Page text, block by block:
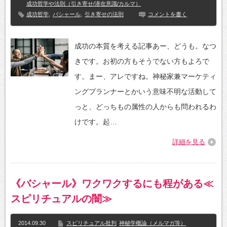
成功哲学や法則（引き寄せ/潜在意識/カルマ）
成功哲学
バシャール 引き寄せの法則 コメントを書く
成功の本質を考える記事あー、どうも。なつ
きです。お初の方もそうでない方もよろで
す。まー、アレですね。神秘家兼マーケティ
ングプランナーとかいう意味不明な活動して
っと、どっちもの属性の人からも問われるわ
けです。起…
詳細を見る
《バシャール》ワクワクするにも程がある≪
スピリチュアルの闇≫
2014.09.30 スピリチュアル批判 神秘学概論（メルマガ等）